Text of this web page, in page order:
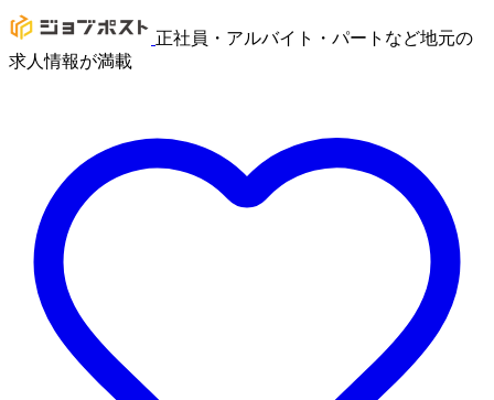
正社員・アルバイト・パートなど地元の
求人情報が満載